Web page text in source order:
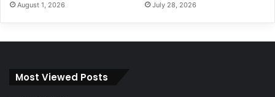
August 1, 2026 July 28, 2026
Most Viewed Posts